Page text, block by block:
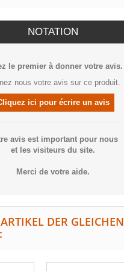
NOTATION
le premier à donner votre avis.
nous votre avis sur ce produit.
ici pour écrire un avis
avis est important pour nous
et les visiteurs du site.
Merci de votre aide.
DER GLEICHEN